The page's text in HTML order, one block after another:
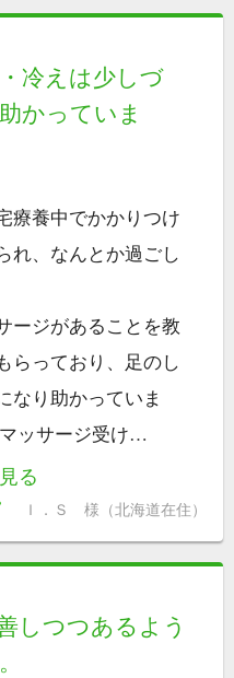
冷えは少しづ
かっていま
療養中でかかりつけ
れ、なんとか過ごし
ージがあることを教
らっており、足のし
なり助かっていま
ッサージ受け…
る
Ｉ．Ｓ 様（北海道在住）
しつつあるよう